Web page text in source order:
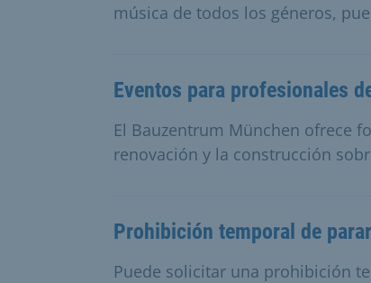
música de todos los géneros,
Eventos para profesionales
El Bauzentrum München ofrece
renovación y la construcción
Prohibición temporal de
Puede solicitar una prohibición